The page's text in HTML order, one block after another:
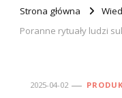
Strona główna
Poranne rytuały ludzi
2025-04-02